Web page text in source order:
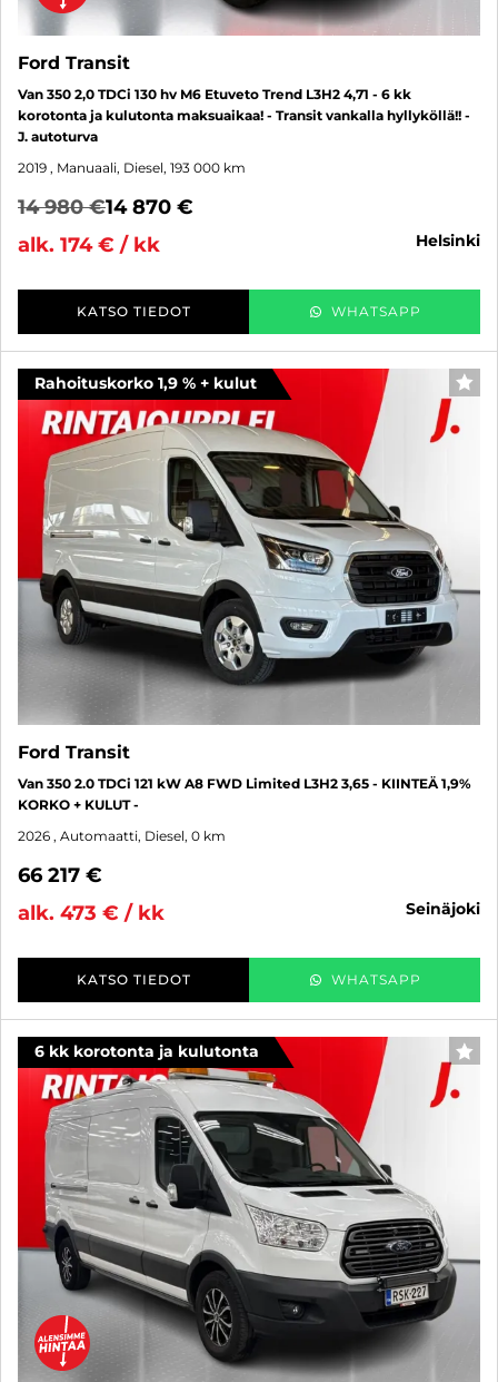
Ford Transit
Van 350 2,0 TDCi 130 hv M6 Etuveto Trend L3H2 4,71 - 6 kk
korotonta ja kulutonta maksuaikaa! - Transit vankalla hyllyköllä!! -
J. autoturva
2019 , Manuaali, Diesel, 193 000 km
14 980 €14 870 €
alk. 174 € / kk
helsinki
KATSO TIEDOT WHATSAPP
Rahoituskorko 1,9 % + kulut
Ford Transit
Van 350 2.0 TDCi 121 kW A8 FWD Limited L3H2 3,65 - KIINTEÄ 1,9%
KORKO + KULUT -
2026 , Automaatti, Diesel, 0 km
66 217 €
alk. 473 € / kk
seinäjoki
KATSO TIEDOT WHATSAPP
6 kk korotonta ja kulutonta